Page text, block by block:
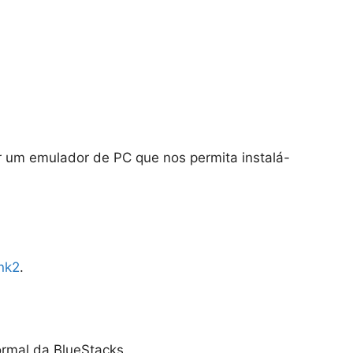
emulador de PC que nos permita instalá-
.
da BlueStacks.